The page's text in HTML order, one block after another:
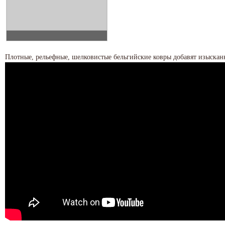
Плотные, рельефные, шелковистые бельгийские ковры добавят